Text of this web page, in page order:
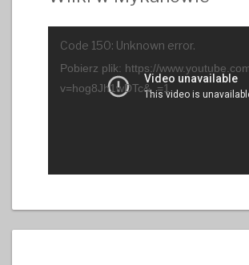
Code 150: Unknown error.
Pobierz plik: https://
v=hog8Jh1wDTc&_=1